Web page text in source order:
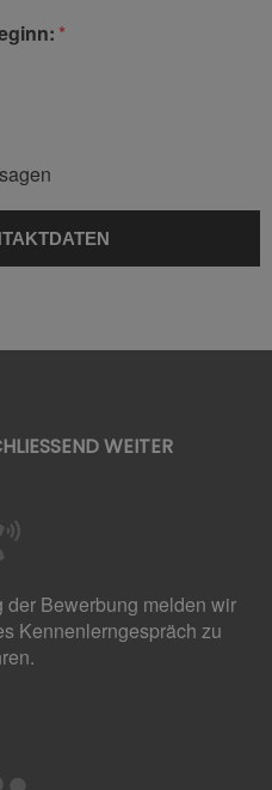
WEITER
Bewerbung melden wir
Kennenlerngespräch zu